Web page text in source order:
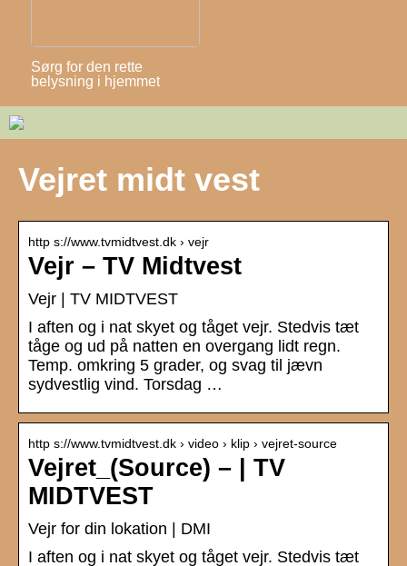
Sørg for den rette
belysning i hjemmet
Vejret midt vest
http s://www.tvmidtvest.dk › vejr
Vejr – TV Midtvest
Vejr | TV MIDTVEST
I aften og i nat skyet og tåget vejr. Stedvis tæt
tåge og ud på natten en overgang lidt regn.
Temp. omkring 5 grader, og svag til jævn
sydvestlig vind. Torsdag …
http s://www.tvmidtvest.dk › video › klip › vejret-source
Vejret_(Source) – | TV
MIDTVEST
Vejr for din lokation | DMI
I aften og i nat skyet og tåget vejr. Stedvis tæt